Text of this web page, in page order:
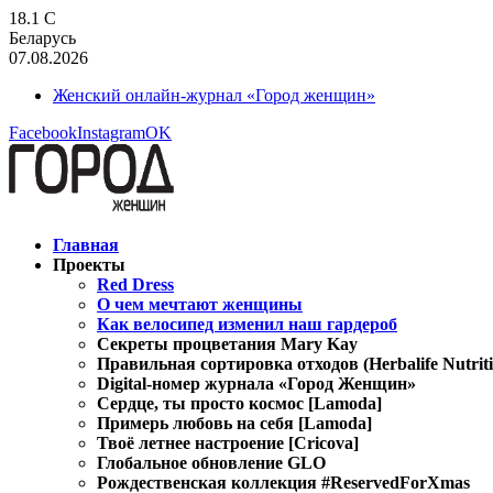
18.1 C
Беларусь
07.08.2026
Женский онлайн-журнал «Город женщин»
FacebookInstagramOK
Главная
Проекты
Red Dress
О чем мечтают женщины
Как велосипед изменил наш гардероб
Секреты процветания Mary Kay
Правильная сортировка отходов (Herbalife
Digital-номер журнала «Город Женщин»
Сердце, ты просто космос [Lamoda]
Примерь любовь на себя [Lamoda]
Твоё летнее настроение [Cricova]
Глобальное обновление GLO
Рождественская коллекция #ReservedForXmas